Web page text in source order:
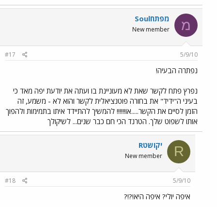
מ מפתחSoul
New member
5/9/10
#17
נפתרה הבעיה!
נפרץ פתח לקשר שאת לא מעוניינת בו ועתה את יודעת יפה מאד כי
בעיני ה"ידיד" את בחורה פוטנציאלית לקשר והוא לא - משמע, זה
הזמן לסיים את הקשר.....או!!!!!! להמשיך להתיידד איתו בתמימות ולהפוך
אותו לשפוט שלך. הטרנד הכי חם כבר שנים... לשיקולך
R Rיקושט
New member
5/9/10
#18
איפה יולי? איפה היא!?!?